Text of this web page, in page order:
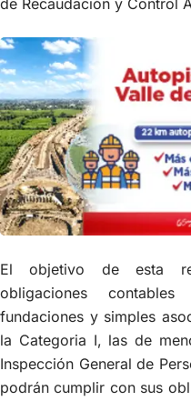
de Recaudación y Control
El objetivo de esta
obligaciones
fundaciones y simples
la Categoria I, las de
Inspección General de
podrán cumplir con sus